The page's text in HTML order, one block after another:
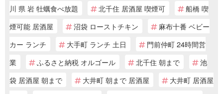
川 県 岩 牡蠣食べ放題
北千住 居酒屋 喫煙可
船橋 喫
煙可能 居酒屋
沼袋 ローストチキン
麻布十番 ベビー
カー ランチ
大手町 ランチ 土日
門前仲町 24時間営
業
ふるさと納税 オルゴール 北千住 朝まで
池
袋 居酒屋 朝まで
大井町 朝まで 居酒屋
大井町 居酒屋